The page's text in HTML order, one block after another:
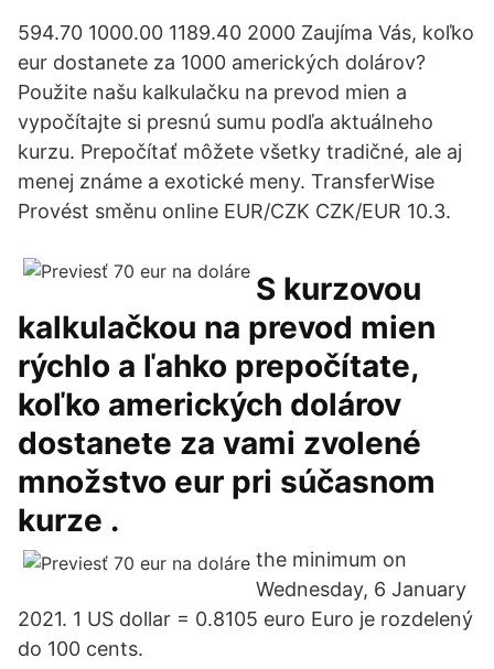
594.70 1000.00 1189.40 2000 Zaujíma Vás, koľko
eur dostanete za 1000 amerických dolárov?
Použite našu kalkulačku na prevod mien a
vypočítajte si presnú sumu podľa aktuálneho
kurzu. Prepočítať môžete všetky tradičné, ale aj
menej známe a exotické meny. TransferWise
Provést směnu online EUR/CZK CZK/EUR 10.3.
S kurzovou
kalkulačkou na prevod mien
rýchlo a ľahko prepočítate,
koľko amerických dolárov
dostanete za vami zvolené
množstvo eur pri súčasnom
kurze .
the minimum on
Wednesday, 6 January
2021. 1 US dollar = 0.8105 euro Euro je rozdelený
do 100 cents.